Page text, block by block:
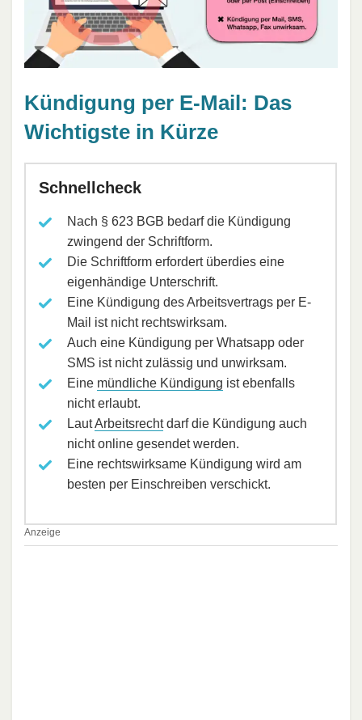
Kündigung per E-Mail: Das
Wichtigste in Kürze
Schnellcheck
Nach § 623 BGB bedarf die Kündigung
zwingend der Schriftform.
Die Schriftform erfordert überdies eine
eigenhändige Unterschrift.
Eine Kündigung des Arbeitsvertrags per E-
Mail ist nicht rechtswirksam.
Auch eine Kündigung per Whatsapp oder
SMS ist nicht zulässig und unwirksam.
Eine mündliche Kündigung ist ebenfalls
nicht erlaubt.
LautArbeitsrechtdarf die Kündigung auch
nicht online gesendet werden.
Eine rechtswirksame Kündigung wird am
besten per Einschreiben verschickt.
Anzeige